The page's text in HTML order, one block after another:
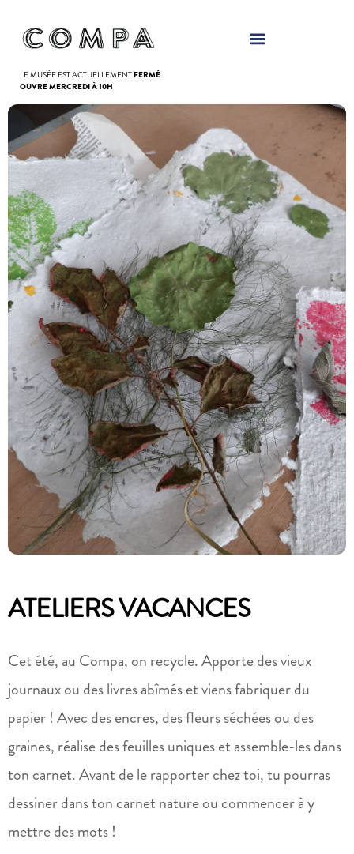
LE MUSÉE EST ACTUELLEMENTFERMÉ
OUVRE MERCREDI À 10H
ATELIERS VACANCES
Cet été, au Compa, on recycle. Apporte des vieux
journaux ou des livres abîmés et viens fabriquer du
papier ! Avec des encres, des fleurs séchées ou des
graines, réalise des feuilles uniques et assemble-les dans
ton carnet. Avant de le rapporter chez toi, tu pourras
dessiner dans ton carnet nature ou commencer à y
mettre des mots !